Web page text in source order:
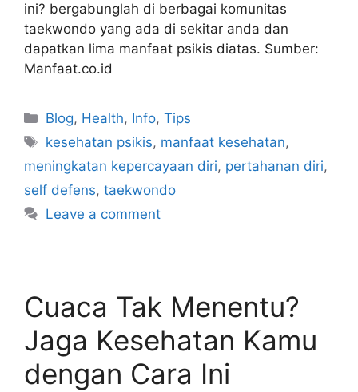
ini? bergabunglah di berbagai komunitas
taekwondo yang ada di sekitar anda dan
dapatkan lima manfaat psikis diatas. Sumber:
Manfaat.co.id
Blog, Health, Info,Tips
kesehatan psikis, manfaat kesehatan,
meningkatan kepercayaan diri, pertahanan diri,
self defens, taekwondo
Leave a comment
Cuaca Tak Menentu?
Jaga Kesehatan Kamu
dengan Cara Ini